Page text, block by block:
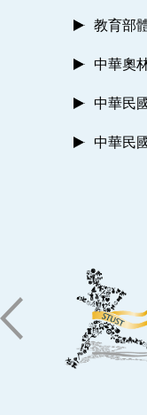
教育部
中華奧
中華民
中華民